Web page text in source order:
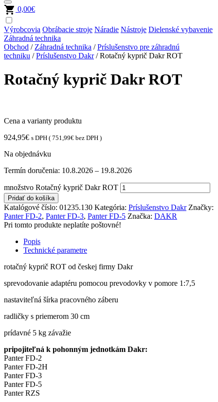
0,00€
Výrobcovia Obrábacie stroje Náradie Nástroje Dielenské vybavenie
Záhradná technika
Obchod / Záhradná technika /Príslušenstvo pre záhradnú
techniku /Príslušenstvo Dakr/ Rotačný kyprič Dakr ROT
Rotačný kyprič Dakr ROT
Cena a varianty produktu
924,95€ s DPH ( 751,99€ bez DPH )
Na objednávku
Termín doručenia: 10.8.2026 – 19.8.2026
množstvo Rotačný kyprič Dakr ROT
Pridať do košíka
Katalógové číslo: 01235.130 Kategória: Príslušenstvo Dakr Značky:
Panter FD-2, Panter FD-3, Panter FD-5 Značka: DAKR
Pri tomto produkte neplatíte poštovné!
Popis
Technické parametre
rotačný kyprič ROT od českej firmy Dakr
sprevodovanie adaptéru pomocou prevodovky v pomore 1:7,5
nastaviteľná šírka pracovného záberu
radličky s priemerom 30 cm
prídavné 5 kg závažie
pripojiteľná k pohonným jednotkám Dakr:
Panter FD-2
Panter FD-2H
Panter FD-3
Panter FD-5
Panter RZS